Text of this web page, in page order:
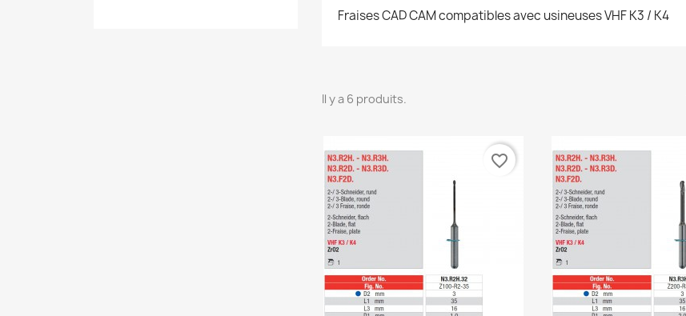
Fraises CAD CAM compatibles avec usineuses VHF K3 / K4
Il y a 6 produits.
favorite_border